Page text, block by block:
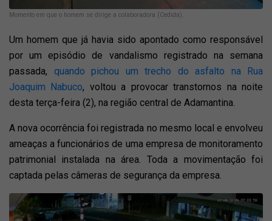
Momento em que o homem se dirige a colaboradora (Cedida).
Um homem que já havia sido apontado como responsável
por um episódio de vandalismo registrado na semana
passada, quando pichou um trecho do asfalto na Rua
Joaquim Nabuco, voltou a provocar transtornos na noite
desta terça-feira (2), na região central de Adamantina.
A nova ocorrência foi registrada no mesmo local e envolveu
ameaças a funcionários de uma empresa de monitoramento
patrimonial instalada na área. Toda a movimentação foi
captada pelas câmeras de segurança da empresa.